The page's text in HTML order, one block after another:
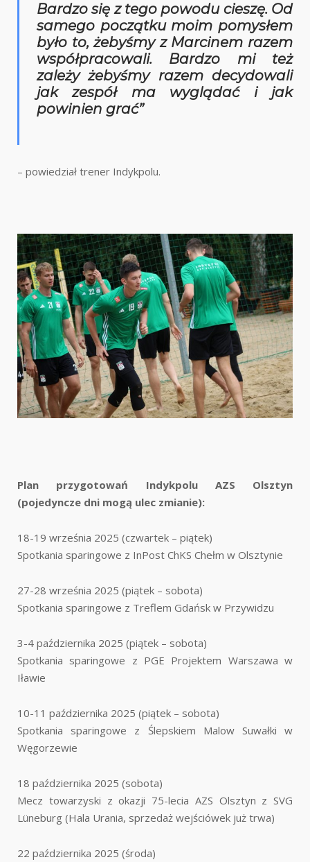
Bardzo się z tego powodu cieszę. Od
samego początku moim pomysłem
było to, żebyśmy z Marcinem razem
współpracowali. Bardzo mi też
zależy żebyśmy razem decydowali
jak zespół ma wyglądać i jak
powinien grać”
– powiedział trener Indykpolu.
Plan przygotowań Indykpolu AZS Olsztyn
(pojedyncze dni mogą ulec zmianie):
18-19 września 2025 (czwartek – piątek)
Spotkania sparingowe z InPost ChKS Chełm w Olsztynie
27-28 września 2025 (piątek – sobota)
Spotkania sparingowe z Treflem Gdańsk w Przywidzu
3-4 października 2025 (piątek – sobota)
Spotkania sparingowe z PGE Projektem Warszawa w
Iławie
10-11 października 2025 (piątek – sobota)
Spotkania sparingowe z Ślepskiem Malow Suwałki w
Węgorzewie
18 października 2025 (sobota)
Mecz towarzyski z okazji 75-lecia AZS Olsztyn z SVG
Lüneburg (Hala Urania, sprzedaż wejściówek już trwa)
22 października 2025 (środa)